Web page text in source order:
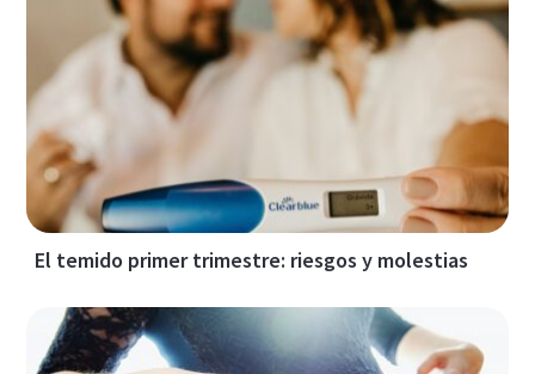
El temido primer trimestre: riesgos y molestias